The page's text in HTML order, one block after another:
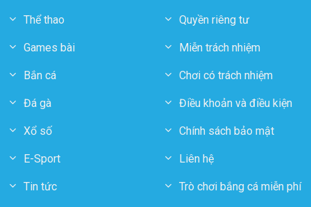
Thể thao
Games bài
Bắn cá
Đá gà
Xổ số
E-Sport
Tin tức
Quyền riêng tư
Miễn trách nhiệm
Chơi có trách nhiệm
Điều khoản và điều kiện
Chính sách bảo mật
Liên hệ
Trò chơi bắng cá miễn phí